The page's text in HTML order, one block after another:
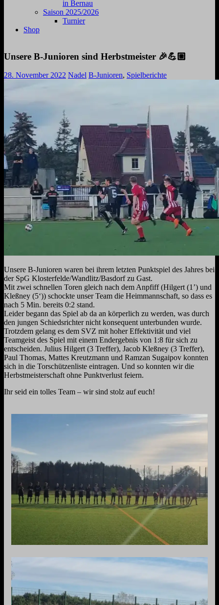
in Bernau
Saison 2025/2026
Turnier
Shop
Unsere B-Junioren sind Herbstmeister 🎉💪🏼
28. November 2022 Nadel B-Junioren, Spielberichte
Unsere B-Junioren waren bei ihrem letzten Punktspiel des Jahres bei
der SpG Klosterfelde/Wandlitz/Basdorf zu Gast.
Mit zwei schnellen Toren gleich nach dem Anpfiff (Hilgert (1’) und
Kleßney (5‘)) schockte unser Team die Heimmannschaft, so dass es
nach 5 Min. bereits 0:2 stand.
Leider begann das Spiel ab da an körperlich zu werden, was durch
den jungen Schiedsrichter nicht konsequent unterbunden wurde.
Trotzdem gelang es dem SVZ mit hoher Effektivität und viel
Teamgeist des Spiel mit einem Endergebnis von 1:8 für sich zu
entscheiden. Julius Hilgert (3 Treffer), Jacob Kleßney (3 Treffer),
Paul Thomas, Mattes Kreutzmann und Ramzan Sugaipov konnten
sich in die Torschützenliste eintragen. Und so konnten wir die
Herbstmeisterschaft ohne Punktverlust feiern.
Ihr seid ein tolles Team – wir sind stolz auf euch!